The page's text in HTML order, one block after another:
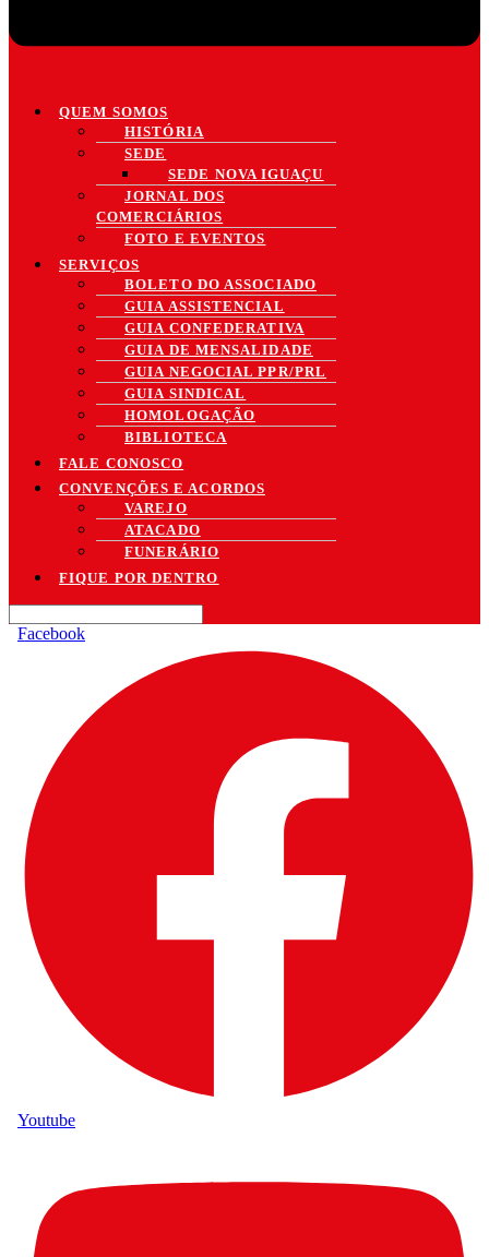
QUEM SOMOS
HISTÓRIA
SEDE
SEDE NOVA IGUAÇU
JORNAL DOS
COMERCIÁRIOS
FOTO E EVENTOS
SERVIÇOS
BOLETO DO ASSOCIADO
GUIA ASSISTENCIAL
GUIA CONFEDERATIVA
GUIA DE MENSALIDADE
GUIA NEGOCIAL PPR/PRL
GUIA SINDICAL
HOMOLOGAÇÃO
BIBLIOTECA
FALE CONOSCO
CONVENÇÕES E ACORDOS
VAREJO
ATACADO
FUNERÁRIO
FIQUE POR DENTRO
Facebook
Youtube